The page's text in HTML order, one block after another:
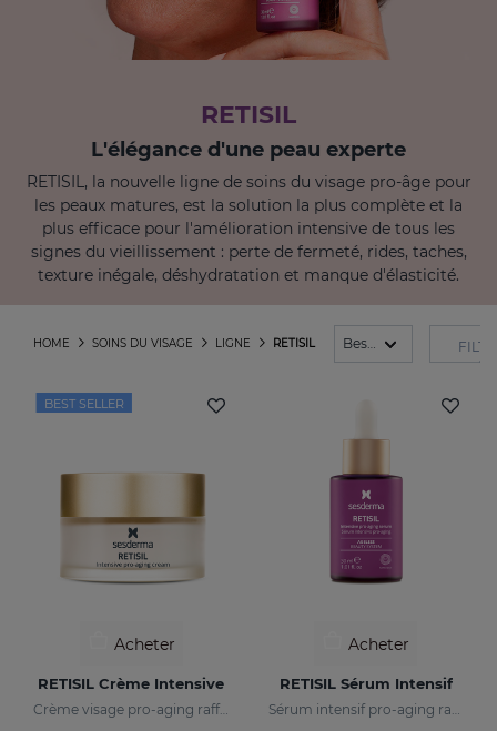
RETISIL
L'élégance d'une peau experte
RETISIL, la nouvelle ligne de soins du visage pro-âge pour
les peaux matures, est la solution la plus complète et la
plus efficace pour l'amélioration intensive de tous les
signes du vieillissement : perte de fermeté, rides, taches,
texture inégale, déshydratation et manque d'élasticité.
RETISIL
LIGNE
SOINS DU VISAGE
HOME
BEST SELLER
Acheter
RETISIL Crème Intensive
Acheter
RETISIL Sérum Intensif